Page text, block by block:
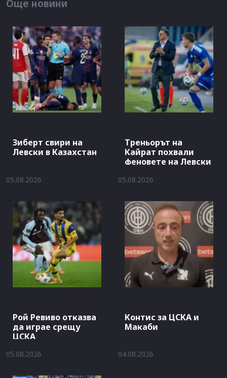
Още новини
Зиберт свири на
Левски в Казахстан
05.08.2026
Треньорът на
Кайрат похвали
феновете на Левски
05.08.2026
Рой Ревиво отказва
да играе срещу
ЦСКА
05.08.2026
Контис за ЦСКА и
Макаби
04.08.2026